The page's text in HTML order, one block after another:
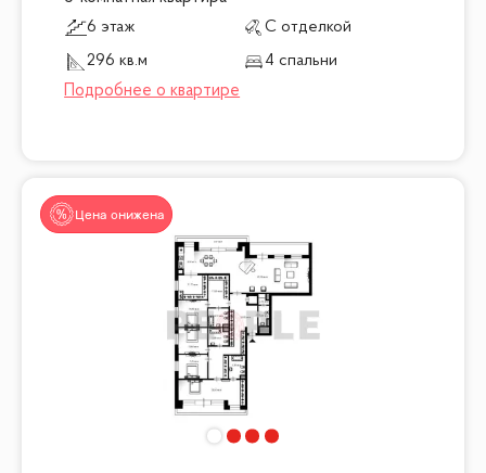
6 этаж
С отделкой
296 кв.м
4 спальни
Цена снижена